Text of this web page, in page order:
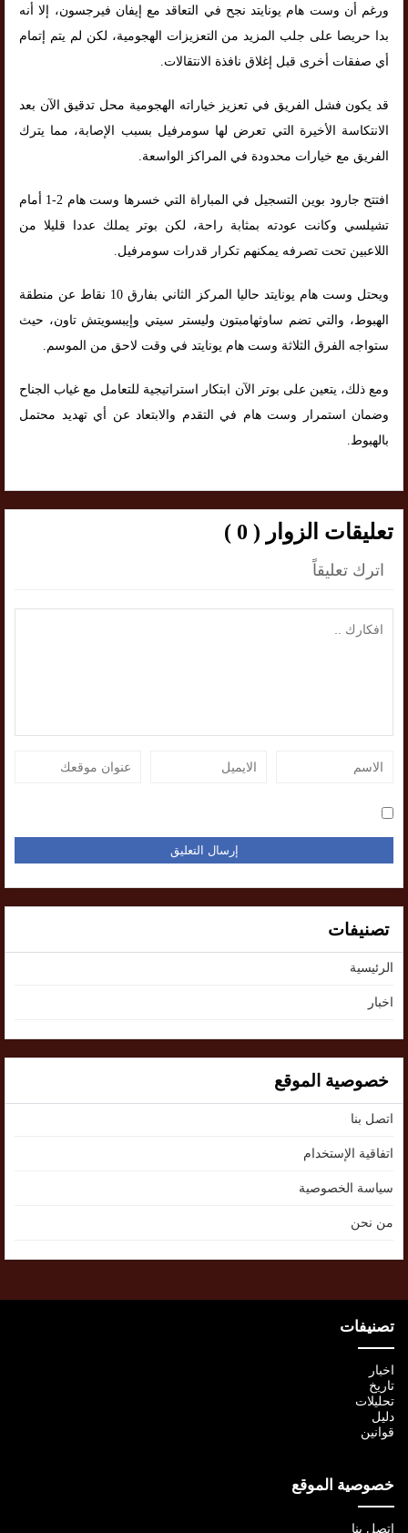
ورغم أن وست هام يونايتد نجح في التعاقد مع إيفان فيرجسون، إلا أنه
بدا حريصا على جلب المزيد من التعزيزات الهجومية، لكن لم يتم إتمام
أي صفقات أخرى قبل إغلاق نافذة الانتقالات.
قد يكون فشل الفريق في تعزيز خياراته الهجومية محل تدقيق الآن بعد
الانتكاسة الأخيرة التي تعرض لها سومرفيل بسبب الإصابة، مما يترك
الفريق مع خيارات محدودة في المراكز الواسعة.
افتتح جارود بوين التسجيل في المباراة التي خسرها وست هام 2-1 أمام
تشيلسي وكانت عودته بمثابة راحة، لكن بوتر يملك عددا قليلا من
اللاعبين تحت تصرفه يمكنهم تكرار قدرات سومرفيل.
ويحتل وست هام يونايتد حاليا المركز الثاني بفارق 10 نقاط عن منطقة
الهبوط، والتي تضم ساوثهامبتون وليستر سيتي وإيبسويتش تاون، حيث
ستواجه الفرق الثلاثة وست هام يونايتد في وقت لاحق من الموسم.
ومع ذلك، يتعين على بوتر الآن ابتكار استراتيجية للتعامل مع غياب الجناح
وضمان استمرار وست هام في التقدم والابتعاد عن أي تهديد محتمل
بالهبوط.
تعليقات الزوار ( 0 )
اترك تعليقاً
تصنيفات
الرئيسية
اخبار
خصوصية الموقع
اتصل بنا
اتفاقية الإستخدام
سياسة الخصوصية
من نحن
تصنيفات
اخبار
تاريخ
تحليلات
دليل
قوانين
خصوصية الموقع
اتصل بنا